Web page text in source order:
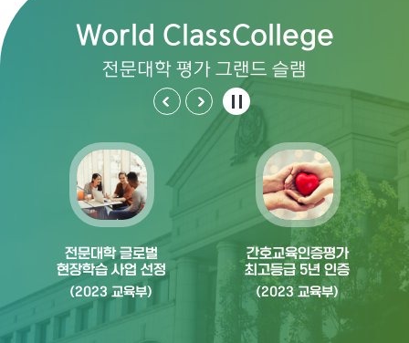
World ClassCollege
전문대학 평가 그랜드 슬램
전문대학 글로벌
현장학습 사업 선정
(2023 교육부)
간호교육인증평가
최고등급 5년 인증
(2023 교육부)